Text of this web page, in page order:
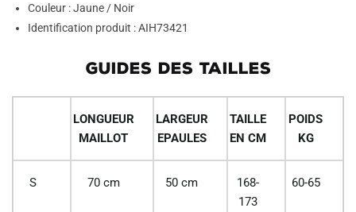
Couleur : Jaune / Noir
Identification produit : AIH73421
GUIDES DES TAILLES
LONGUEUR
MAILLOT
LARGEUR
EPAULES
TAILLE
EN CM
POIDS
KG
S 70 cm 50 cm
168-
173
60-65